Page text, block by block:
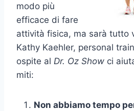
modo più
efficace di fare
attività fisica, ma sarà tutto
Kathy Kaehler, personal
ospite al Dr. Oz Show ci
miti:
Non abbiamo tempo